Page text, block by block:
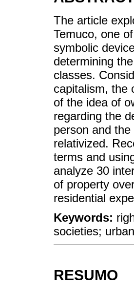
The article
Temuco, one
symbolic
determining
classes.
capitalism, the
of the idea of
regarding the
person and
relativized.
terms and
analyze 30
of property
residential
Keywords:
societies;
RESUMO